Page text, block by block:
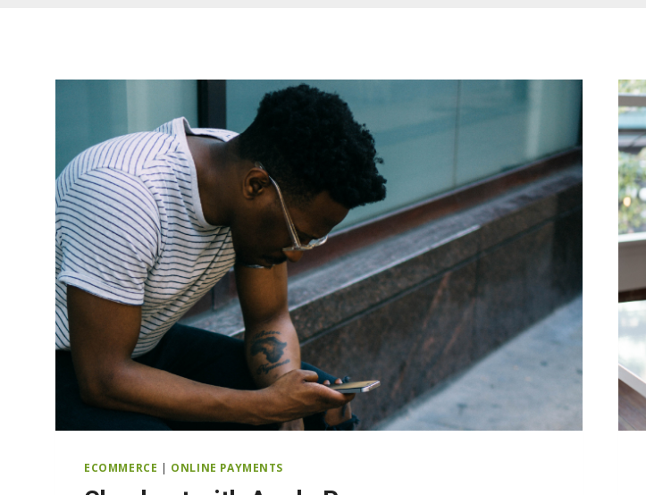
ECOMMERCE | ONLINE PAYMENTS